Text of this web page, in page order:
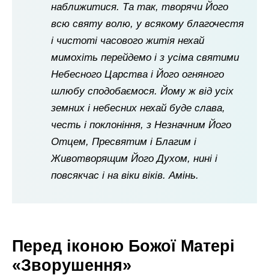
наближитися. Та так, творячи Його
всю святу волю, у всякому благочестя
і чистоті часового житія нехай
мимохіть перейдемо і з усіма святими
Небесного Царства і Його огняного
шлюбу сподобаємося. Йому ж від усіх
земних і небесних нехай буде слава,
честь і поклоніння, з Незначним Його
Отцем, Пресвятим і Благим і
Животворящим Його Духом, нині і
повсякчас і на віки віків. Амінь.
Перед іконою Божої Матері
«Зворушення»